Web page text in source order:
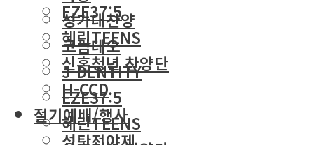
EZE37:5
혜린TEENS
신혼청년 찬양단
H-CCD
절기예배/행사
성탄전야제
성가대찬양
코람데오
J-DENTITY
EZE37:5
혜린TEENS